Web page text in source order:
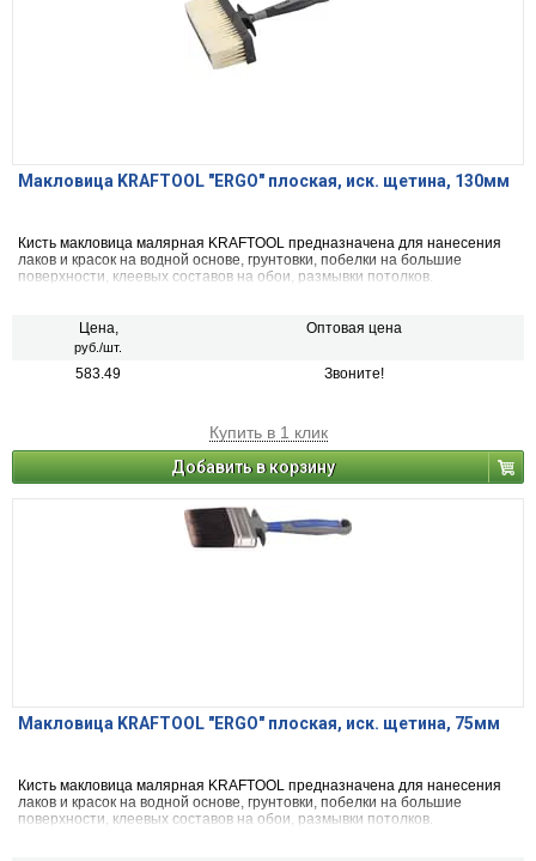
Макловица KRAFTOOL "ERGO" плоская, иск. щетина, 130мм
Кисть макловица малярная KRAFTOOL предназначена для нанесения
лаков и красок на водной основе, грунтовки, побелки на большие
поверхности, клеевых составов на обои, размывки потолков.
Цена,
руб./шт.
Оптовая цена
583.49 Звоните!
Купить в 1 клик
Добавить в корзину
Макловица KRAFTOOL "ERGO" плоская, иск. щетина, 75мм
Кисть макловица малярная KRAFTOOL предназначена для нанесения
лаков и красок на водной основе, грунтовки, побелки на большие
поверхности, клеевых составов на обои, размывки потолков.